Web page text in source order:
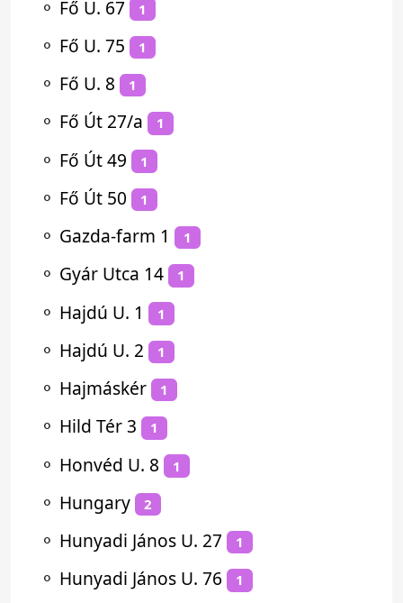
⚬ Fő U. 67 1
⚬ Fő U. 75 1
⚬ Fő U. 8 1
⚬ Fő Út 27/a 1
⚬ Fő Út 49 1
⚬ Fő Út 50 1
⚬ Gazda-farm 1 1
⚬ Gyár Utca 14 1
⚬ Hajdú U. 1 1
⚬ Hajdú U. 2 1
⚬ Hajmáskér 1
⚬ Hild Tér 3 1
⚬ Honvéd U. 8 1
⚬ Hungary 2
⚬ Hunyadi János U. 27 1
⚬ Hunyadi János U. 76 1